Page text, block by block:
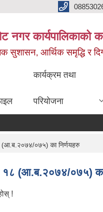
नगर कार्यपालिकाको
सुशासन, आर्थिक समृद्धि र
कार्यक्रम तथा
परियोजना
(आ.ब.२०७४/०७५) का निर्णयहरु
१८ (आ.ब.२०७४/०७५)
!